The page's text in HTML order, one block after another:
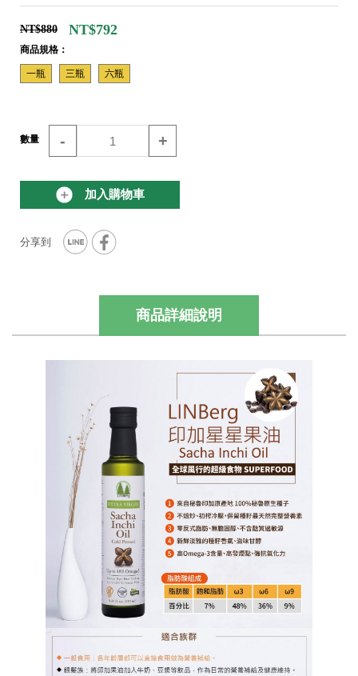
NT$880 NT$792
商品規格：
一瓶 三瓶 六瓶
數量 - +
加入購物車
商品詳細說明